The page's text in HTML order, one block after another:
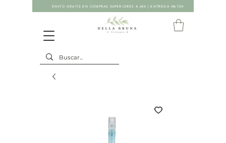
ENVÍO GRATIS EN COMPRAS SUPERIORES A 60€ | ENTREGA 48/72H